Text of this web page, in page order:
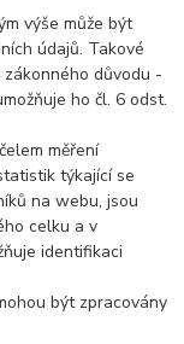
výše může být
údajů. Takové
důvodu -
ho čl. 6 odst.
měření
týkající se
na webu, jsou
celku a v
identifikaci
být zpracovány